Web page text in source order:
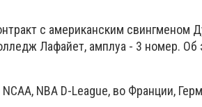
с американским свингменом
Лафайет, амплуа - 3 номер.
NBA D-League, во Франции,